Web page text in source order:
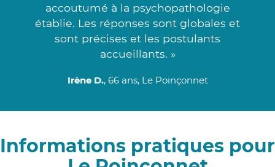
accoutumé à la psychopathologie
établie. Les réponses sont globales et
sont précises et les postulants
accueillants. »
Irène D., 66 ans, Le Poinçonnet
Informations pratiques pour